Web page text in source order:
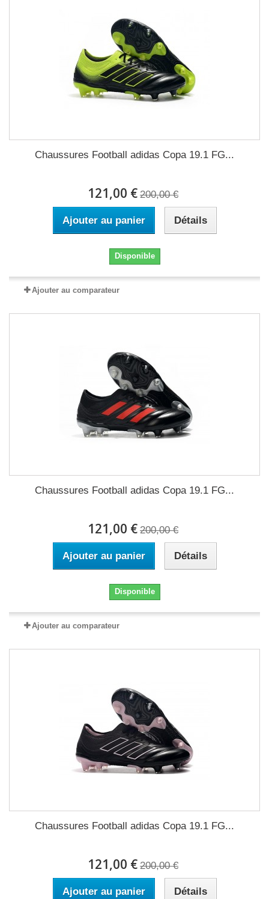
Chaussures Football adidas Copa 19.1 FG...
121,00 € 200,00 €
Ajouter au panier Détails
Disponible
Ajouter au comparateur
Chaussures Football adidas Copa 19.1 FG...
121,00 € 200,00 €
Ajouter au panier Détails
Disponible
Ajouter au comparateur
Chaussures Football adidas Copa 19.1 FG...
121,00 € 200,00 €
Ajouter au panier Détails